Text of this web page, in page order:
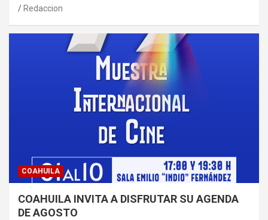
Redaccion
COAHUILA
COAHUILA INVITA A DISFRUTAR SU AGENDA
DE AGOSTO